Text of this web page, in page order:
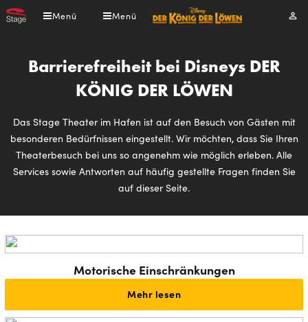
Direkt
zum
Menü Menü
Barrierefreiheit bei Disneys DER
KÖNIG DER LÖWEN
Das Stage Theater im Hafen ist auf den Besuch von Gästen mit
besonderen Bedürfnissen eingestellt. Wir möchten, dass Sie Ihren
Theaterbesuch bei uns so angenehm wie möglich erleben. Alle
Services sowie Antworten auf häufig gestellte Fragen finden Sie
auf dieser Seite.
Motorische Einschränkungen
Mehr lesen